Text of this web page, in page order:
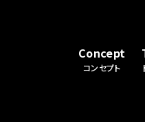
Concept
コンセプト